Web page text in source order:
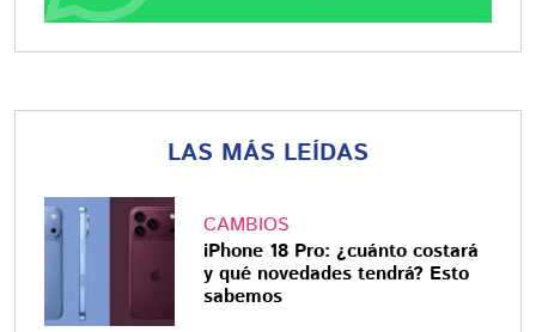
LAS MÁS LEÍDAS
CAMBIOS
iPhone 18 Pro: ¿cuánto costará
y qué novedades tendrá? Esto
sabemos